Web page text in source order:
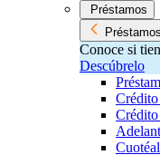
Préstamos
Préstamos
Conoce si
Descúbrelo